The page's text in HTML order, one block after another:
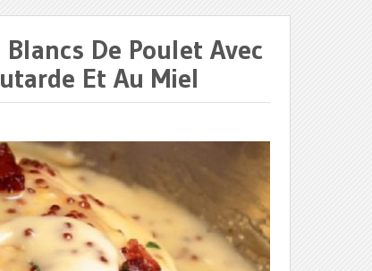
De Poulet Avec
Et Au Miel